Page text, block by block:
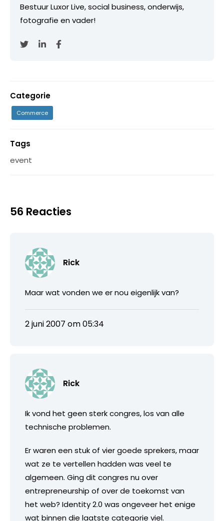
Bestuur Luxor Live, social business, onderwijs,
fotografie en vader!
Categorie
Commerce
Tags
event
56 Reacties
Rick
Maar wat vonden we er nou eigenlijk van?
2 juni 2007 om 05:34
Rick
Ik vond het geen sterk congres, los van alle
technische problemen.
Er waren een stuk of vier goede sprekers, maar
wat ze te vertellen hadden was veel te
algemeen. Ging dit congres nu over
entrepreneurship of over de toekomst van
het web? Identity 2.0 was ongeveer het enige
wat binnen die laatste categorie viel.